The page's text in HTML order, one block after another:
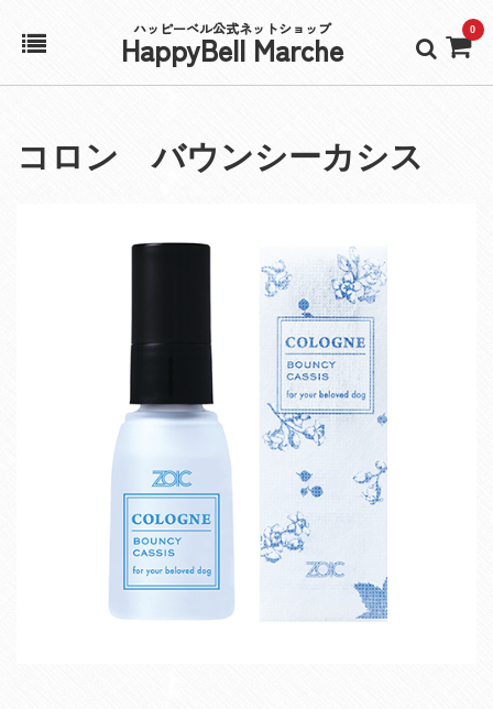
ハッピーベル公式ネットショップ
HappyBell Marche 0
アカウント
コロン バウンシーカシス